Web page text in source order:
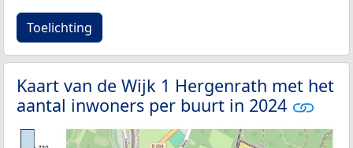
Toelichting
Kaart van de Wijk 1 Hergenrath met het
aantal inwoners per buurt in 2024